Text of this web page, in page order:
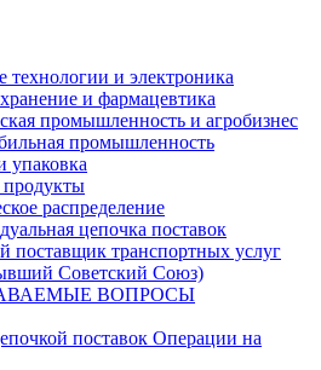
технологии и электроника
и фармацевтика
промышленность и агробизнес
промышленность
упаковка
распределение
цепочка поставок
поставщик транспортных услуг
Советский Союз)
ВОПРОСЫ
поставок Операции на